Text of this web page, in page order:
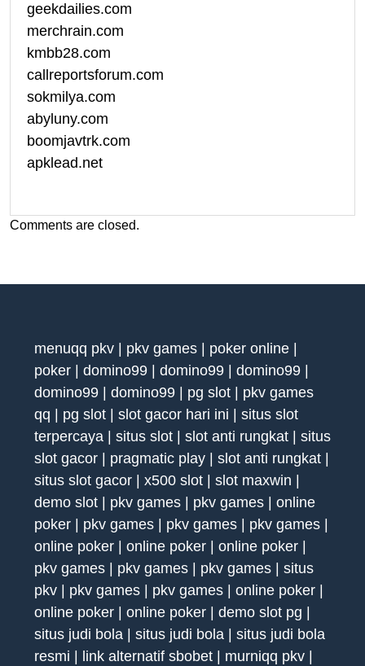
geekdailies.com
merchrain.com
kmbb28.com
callreportsforum.com
sokmilya.com
abyluny.com
boomjavtrk.com
apklead.net
Comments are closed.
menuqq pkv pkv games poker online
poker
domino99 domino99 domino99
domino99
domino99 pg slot
pkv games
qq
pg slot slot gacor hari ini
situs slot
terpercaya
situs slot slot anti rungkat
situs
slot gacor
pragmatic play slot anti rungkat
situs slot gacor
x500 slot slot maxwin
demo slot
pkv games pkv games
online
poker
pkv games pkv games pkv games
online poker
online poker online poker
pkv games
pkv games pkv games
situs
pkv
pkv games pkv games online poker
online poker
online poker demo slot pg
situs judi bola
situs judi bola
situs judi bola
resmi
link alternatif sbobet murniqq pkv